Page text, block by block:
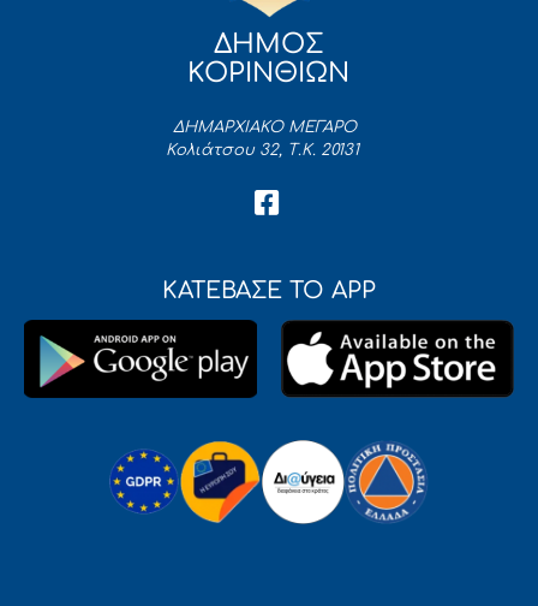
ΔΗΜΟΣ
ΚΟΡΙΝΘΙΩΝ
ΔΗΜΑΡΧΙΑΚΟ ΜΕΓΑΡΟ
Κολιάτσου 32, Τ.Κ. 20131
ΚΑΤΕΒΑΣΕ ΤΟ APP